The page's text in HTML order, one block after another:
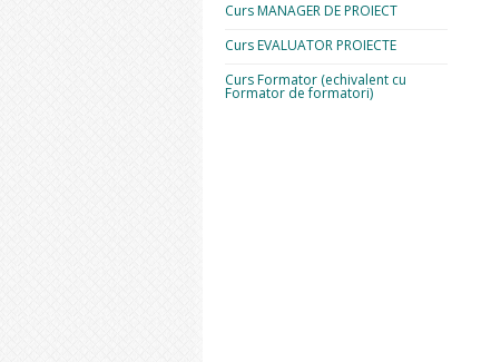
Curs MANAGER DE PROIECT
Curs EVALUATOR PROIECTE
Curs Formator (echivalent cu
Formator de formatori)